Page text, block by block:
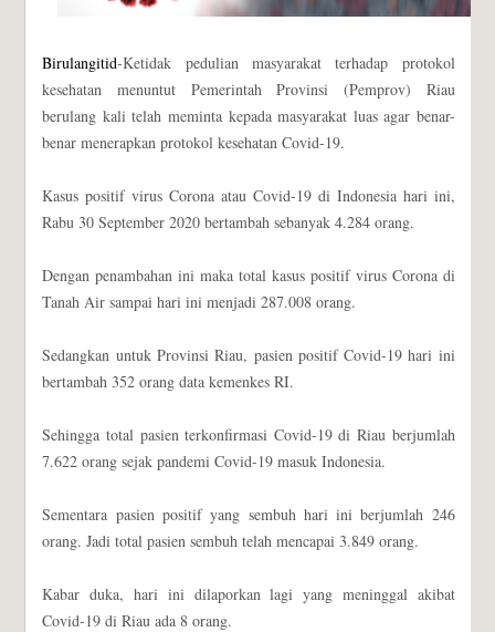
Birulangitid-Ketidak pedulian masyarakat terhadap protokol
kesehatan menuntut Pemerintah Provinsi (Pemprov) Riau
berulang kali telah meminta kepada masyarakat luas agar benar-
benar menerapkan protokol kesehatan Covid-19.
Kasus positif virus Corona atau Covid-19 di Indonesia hari ini,
Rabu 30 September 2020 bertambah sebanyak 4.284 orang.
Dengan penambahan ini maka total kasus positif virus Corona di
Tanah Air sampai hari ini menjadi 287.008 orang.
Sedangkan untuk Provinsi Riau, pasien positif Covid-19 hari ini
bertambah 352 orang data kemenkes RI.
Sehingga total pasien terkonfirmasi Covid-19 di Riau berjumlah
7.622 orang sejak pandemi Covid-19 masuk Indonesia.
Sementara pasien positif yang sembuh hari ini berjumlah 246
orang. Jadi total pasien sembuh telah mencapai 3.849 orang.
Kabar duka, hari ini dilaporkan lagi yang meninggal akibat
Covid-19 di Riau ada 8 orang.